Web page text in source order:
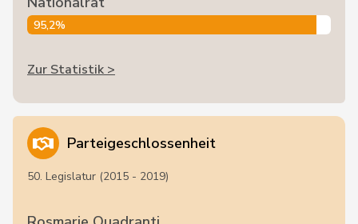
95,2%
Zur Statistik >
Parteigeschlossenheit
50. Legislatur (2015 - 2019)